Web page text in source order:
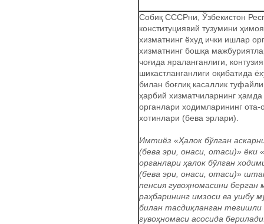
Собиқ СССРни, Ўзбекистон
конституциявий тузумини
хизматнинг ёхуд ички ишлар
хизматнинг бошқа
чоғида яраланганлиги,
шикастланганлиги оқибатида
билан боғлиқ касаллик
ҳарбий хизматчиларнинг
органлари ходимларининг ота-
хотинлари (бева эрлари).
Имтиёз «Ҳалок бўлган
(бева эри, онаси, отаси)» ёки
органлари ҳалок бўлган
(бева эри, онаси, отаси)»
пенсия гувоҳномасини берган
раҳбарининг имзоси ва ушбу
билан тасдиқланган тегишли
гувоҳномаси асосида